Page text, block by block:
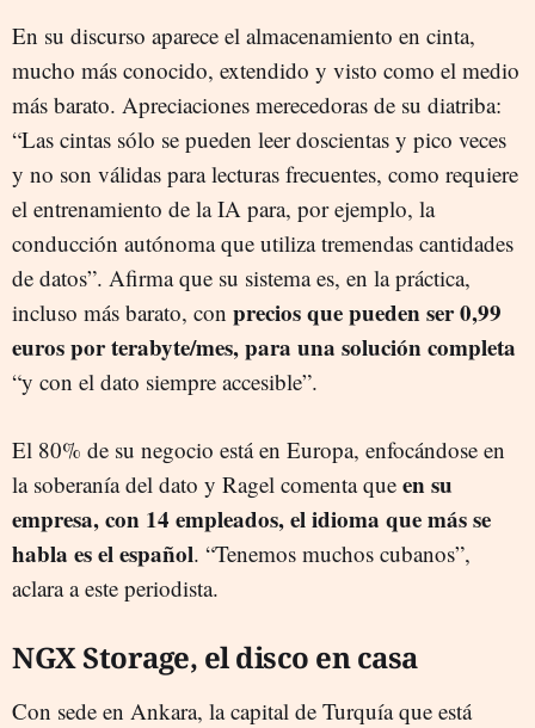
En su discurso aparece el almacenamiento en cinta,
mucho más conocido, extendido y visto como el medio
más barato. Apreciaciones merecedoras de su diatriba:
“Las cintas sólo se pueden leer doscientas y pico veces
y no son válidas para lecturas frecuentes, como requiere
el entrenamiento de la IA para, por ejemplo, la
conducción autónoma que utiliza tremendas cantidades
de datos”. Afirma que su sistema es, en la práctica,
incluso más barato, con precios que pueden ser 0,99
euros por terabyte/mes, para una solución completa
“y con el dato siempre accesible”.
El 80% de su negocio está en Europa, enfocándose en
la soberanía del dato y Ragel comenta que en su
empresa, con 14 empleados, el idioma que más se
habla es el español. “Tenemos muchos cubanos”,
aclara a este periodista.
NGX Storage, el disco en casa
Con sede en Ankara, la capital de Turquía que está